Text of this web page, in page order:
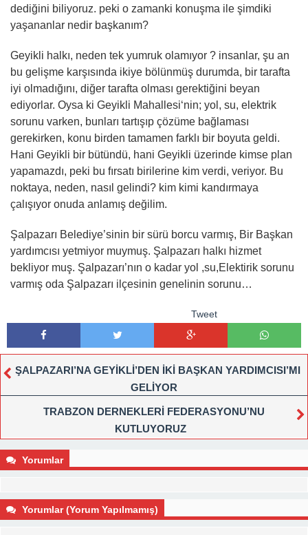
dediğini biliyoruz. peki o zamanki konuşma ile şimdiki
yaşananlar nedir başkanım?
Geyikli halkı, neden tek yumruk olamıyor ? insanlar, şu an
bu gelişme karşısında ikiye bölünmüş durumda, bir tarafta
iyi olmadığını, diğer tarafta olması gerektiğini beyan
ediyorlar. Oysa ki Geyikli Mahallesi‘nin; yol, su, elektrik
sorunu varken, bunları tartışıp çözüme bağlaması
gerekirken, konu birden tamamen farklı bir boyuta geldi.
Hani Geyikli bir bütündü, hani Geyikli üzerinde kimse plan
yapamazdı, peki bu fırsatı birilerine kim verdi, veriyor. Bu
noktaya, neden, nasıl gelindi? kim kimi kandırmaya
çalışıyor onuda anlamış değilim.
Şalpazarı Belediye’sinin bir sürü borcu varmış, Bir Başkan
yardımcısı yetmiyor muymuş. Şalpazarı halkı hizmet
bekliyor muş. Şalpazarı’nın o kadar yol ,su,Elektirik sorunu
varmış oda Şalpazarı ilçesinin genelinin sorunu…
Tweet
ŞALPAZARI’NA GEYİKLİ’DEN İKİ BAŞKAN YARDIMCISI’MI
GELİYOR
TRABZON DERNEKLERİ FEDERASYONU’NU
KUTLUYORUZ
Yorumlar
Yorumlar (Yorum Yapılmamış)